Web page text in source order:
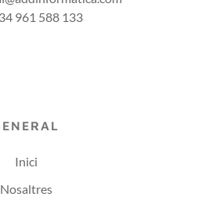
961 588 133
Inici
Nosaltres